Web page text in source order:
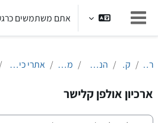
חלון סקירה צדדי
אתם משתמשים
ראשי קורסים הנחלת הלשון מחוז דרום אתרי כיתות מחוז דרום
ארכיון אולפן קלישר